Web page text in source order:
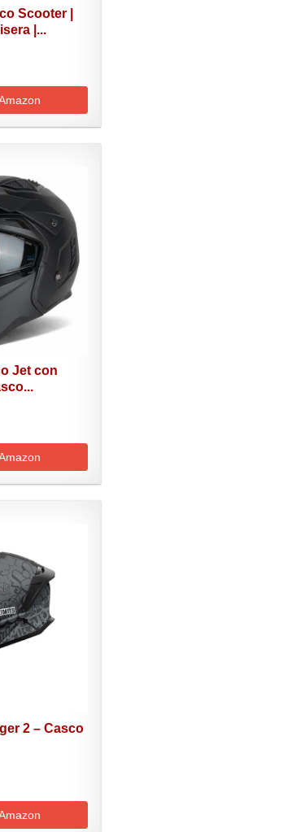
Scooter |
|...
Jet con
2 – Casco